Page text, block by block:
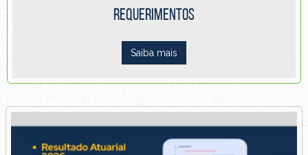
REQUERIMENTOS
Saiba mais